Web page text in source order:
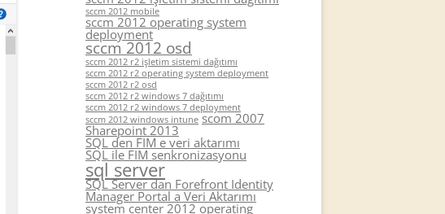
sccm 2012 mobile
sccm 2012 operating system
deployment
sccm 2012 osd
sccm 2012 r2 işletim sistemi dağıtımı
sccm 2012 r2 operating system deployment
sccm 2012 r2 osd
sccm 2012 r2 windows 7 dağıtımı
sccm 2012 r2 windows 7 deployment
sccm 2012 windows intune scom 2007
Sharepoint 2013
SQL den FIM e veri aktarımı
SQL ile FIM senkronizasyonu
sql server
SQL Server dan Forefront Identity
Manager Portal a Veri Aktarımı
system center 2012 operating